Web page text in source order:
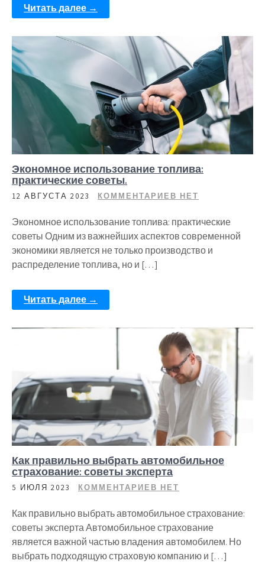
Читать далее →
Экономное использование топлива:
практические советы.
12 АВГУСТА 2023 КОММЕНТАРИЕВ НЕТ
Экономное использование топлива: практические
советы Одним из важнейших аспектов современной
экономики является не только производство и
распределение топлива, но и […]
Читать далее →
Как правильно выбрать автомобильное
страхование: советы эксперта
5 ИЮЛЯ 2023 КОММЕНТАРИЕВ НЕТ
Как правильно выбрать автомобильное страхование:
советы эксперта Автомобильное страхование
является важной частью владения автомобилем. Но
выбрать подходящую страховую компанию и […]